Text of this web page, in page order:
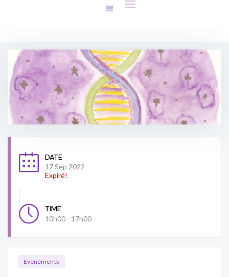
DATE
17 Sep 2022
Expiré!
TIME
10h00 - 17h00
Evenements